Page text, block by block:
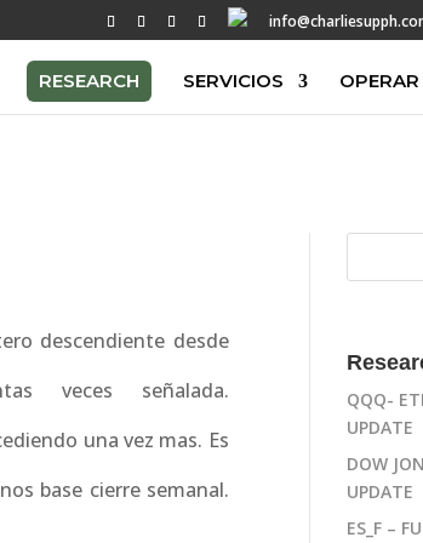
RESEARCH SERVICIOS
descendiente desde
veces señalada.
una vez mas. Es
base cierre semanal.
QQQ-
UPDATE
DOW
UPDATE
ES_F –